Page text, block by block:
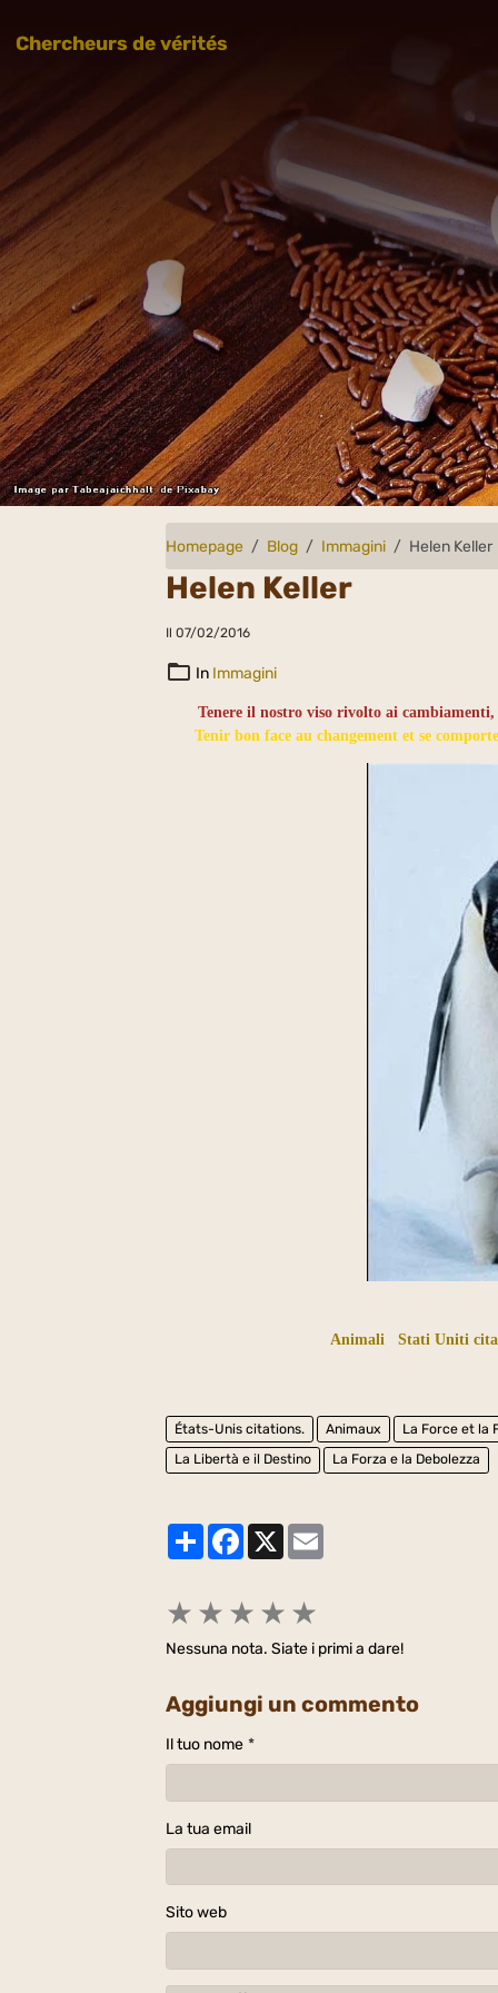
Chercheurs de vérités
Homepage Blog Immagini Helen Keller
Helen Keller
Il 07/02/2016
In Immagini
Tenere il nostro viso rivolto ai
Tenir bon face au changement et se
Animali Stati Uniti
États-Unis citations. Animaux
La Force et la
La Libertà e il Destino
La Forza e la Debolezza
PartagerFacebook
X
★ ★ ★ ★ ★
Nessuna nota. Siate i primi a dare!
Aggiungi un commento
Il tuo nome
La tua email
Sito web